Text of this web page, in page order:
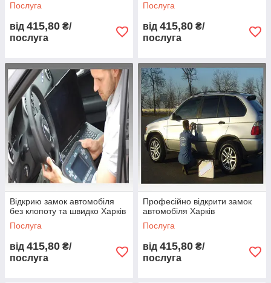
Послуга
від 415,80 ₴/
послуга
Послуга
від 415,80 ₴/
послуга
Відкрию замок автомобіля
без клопоту та швидко Харків
Послуга
від 415,80 ₴/
послуга
Професійно відкрити замок
автомобіля Харків
Послуга
від 415,80 ₴/
послуга